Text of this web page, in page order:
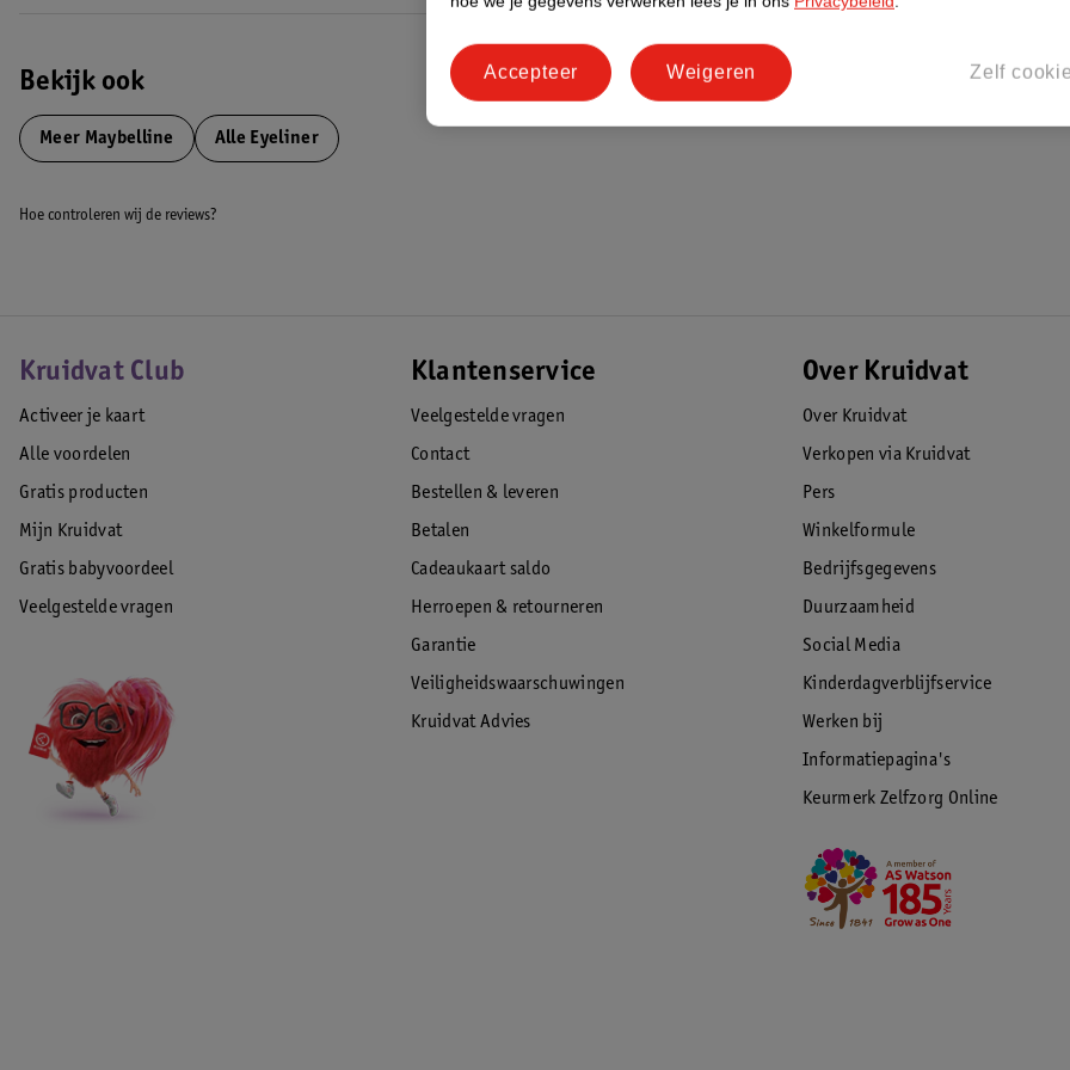
Bekijk ook
Meer Maybelline Alle Eyeliner
Hoe controleren wij de reviews?
Kruidvat Club
Activeer je kaart
Alle voordelen
Gratis producten
Mijn Kruidvat
Gratis babyvoordeel
Veelgestelde vragen
Klantenservice
Veelgestelde vragen
Contact
Bestellen & leveren
Betalen
Cadeaukaart saldo
Herroepen & retourneren
Garantie
Veiligheidswaarschuwingen
Kruidvat Advies
Over Kruidvat
Over Kruidvat
Verkopen via Kruidvat
Pers
Winkelformule
Bedrijfsgegevens
Duurzaamheid
Social Media
Kinderdagverblijfservice
Werken bij
Informatiepagina's
Keurmerk Zelfzorg Online
Zelf
Weigeren
Accepteer